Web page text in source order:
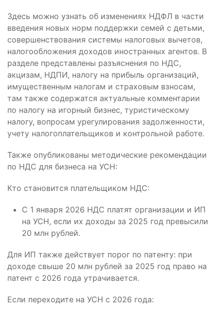
Здесь можно узнать об изменениях НДФЛ в части
введения новых норм поддержки семей с детьми,
совершенствования системы налоговых вычетов,
налогообложения доходов иностранных агентов. В
разделе представлены разъяснения по НДС,
акцизам, НДПИ, налогу на прибыль организаций,
имущественным налогам и страховым взносам,
там также содержатся актуальные комментарии
по налогу на игорный бизнес, туристическому
налогу, вопросам урегулирования задолженности,
учету налогоплательщиков и контрольной работе.
Также опубликованы методические рекомендации
по НДС для бизнеса на УСН:
Кто становится плательщиком НДС:
С 1 января 2026 НДС платят организации и ИП
на УСН, если их доходы за 2025 год превысили
20 млн рублей.
Для ИП также действует порог по патенту: при
доходе свыше 20 млн рублей за 2025 год право на
патент с 2026 года утрачивается.
Если переходите на УСН с 2026 года: